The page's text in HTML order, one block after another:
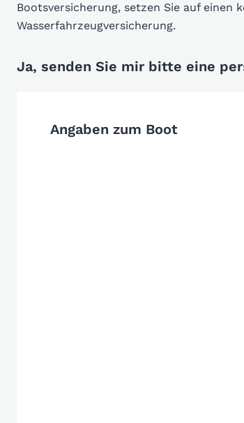
Bootsversicherung, setzen Sie auf einen
Wasserfahrzeugversicherung.
Ja, senden Sie mir bitte eine
Angaben zum Boot